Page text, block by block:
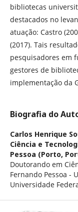
bibliotecas
destacados no
atuação: Castro
(2017). Tais
pesquisadores em
gestores de
implementação da
Biografia do
Carlos Henrique
Ciência e
Pessoa (Porto,
Doutorando em
Fernando Pessoa -
Universidade